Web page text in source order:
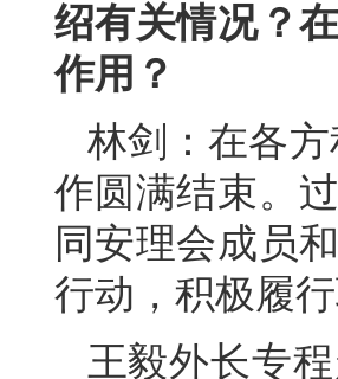
绍有关情况？
作用？
林剑：在各
作圆满结束。
同安理会成员
行动，积极履
王毅外长专